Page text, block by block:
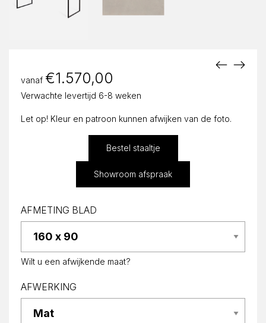
vanaf €1.570,00
Verwachte levertijd 6-8 weken
Let op! Kleur en patroon kunnen afwijken van de foto.
Bestel staaltje
Showroom afspraak
AFMETING BLAD
Wilt u een afwijkende maat?
AFWERKING